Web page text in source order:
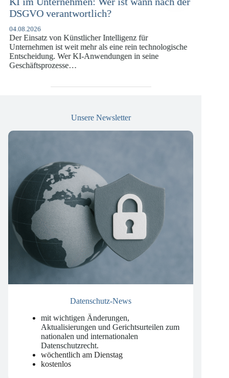
Intelligenz für
eine rein technologische
in seine
Versicherungswirtschaft mit
07.07.2026
Die europäische Digitalregulierung
vergangenen Jahren eine enorme
Unsere Newsletter
Datenschutz-News
mit wichtigen Änderungen,
Aktualisierungen und Gerichtsurteilen zum
nationalen und internationalen
Datenschutzrecht.
wöchentlich am Dienstag